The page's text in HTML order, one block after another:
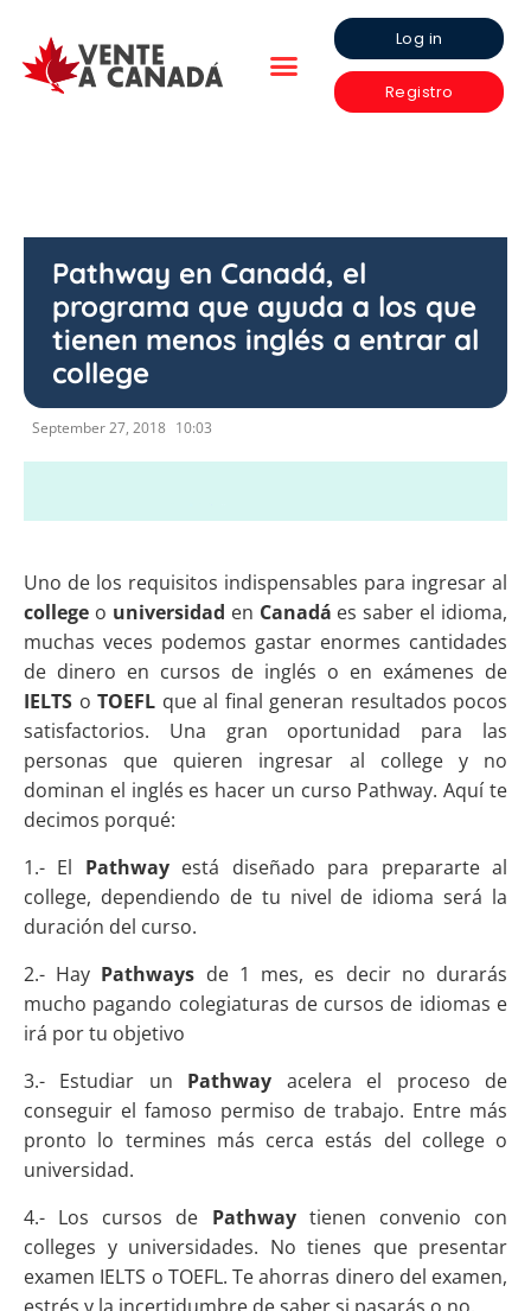
Log in
Registro
Pathway en Canadá, el
programa que ayuda a los que
tienen menos inglés a entrar al
college
September 27, 2018 10:03
Uno de los requisitos indispensables para ingresar al
college o universidad en Canadá es saber el idioma,
muchas veces podemos gastar enormes cantidades
de dinero en cursos de inglés o en exámenes de
IELTS o TOEFL que al final generan resultados pocos
satisfactorios. Una gran oportunidad para las
personas que quieren ingresar al college y no
dominan el inglés es hacer un curso Pathway. Aquí te
decimos porqué:
1.- El Pathwayestá diseñado para prepararte al
college, dependiendo de tu nivel de idioma será la
duración del curso.
2.- Hay Pathways de 1 mes, es decir no durarás
mucho pagando colegiaturas de cursos de idiomas e
irá por tu objetivo
3.- Estudiar un Pathway acelera el proceso de
conseguir el famoso permiso de trabajo. Entre más
pronto lo termines más cerca estás del college o
universidad.
4.- Los cursos de Pathwaytienen convenio con
colleges y universidades. No tienes que presentar
examen IELTS o TOEFL. Te ahorras dinero del examen,